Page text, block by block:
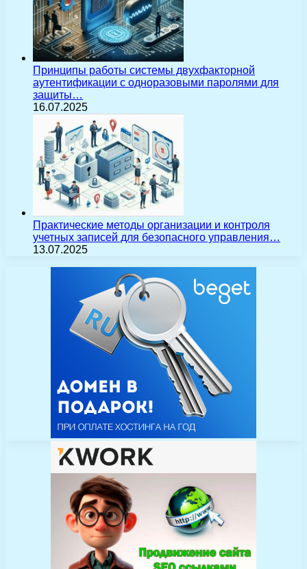
Принципы работы системы двухфакторной
аутентификации с одноразовыми паролями для
защиты…
16.07.2025
Практические методы организации и контроля
учетных записей для безопасного управления…
13.07.2025